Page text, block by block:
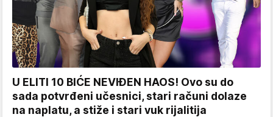
U ELITI 10 BIĆE NEVIĐEN HAOS! Ovo su do
sada potvrđeni učesnici, stari računi dolaze
na naplatu, a stiže i stari vuk rijalitija